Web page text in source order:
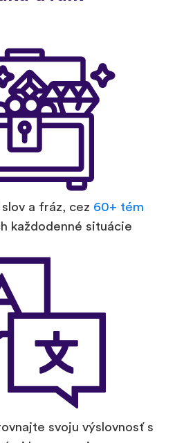
a fráz, cez 60+ tém
každodenné situácie
svoju výslovnosť s